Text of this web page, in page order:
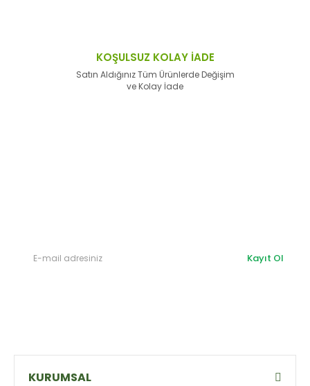
KOŞULSUZ KOLAY İADE
Satın Aldığınız Tüm Ürünlerde Değişim
ve Kolay İade
Kayıt Ol
KURUMSAL